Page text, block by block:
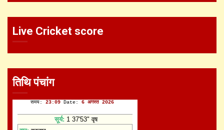
Live Cricket score
तिथि पंचांग